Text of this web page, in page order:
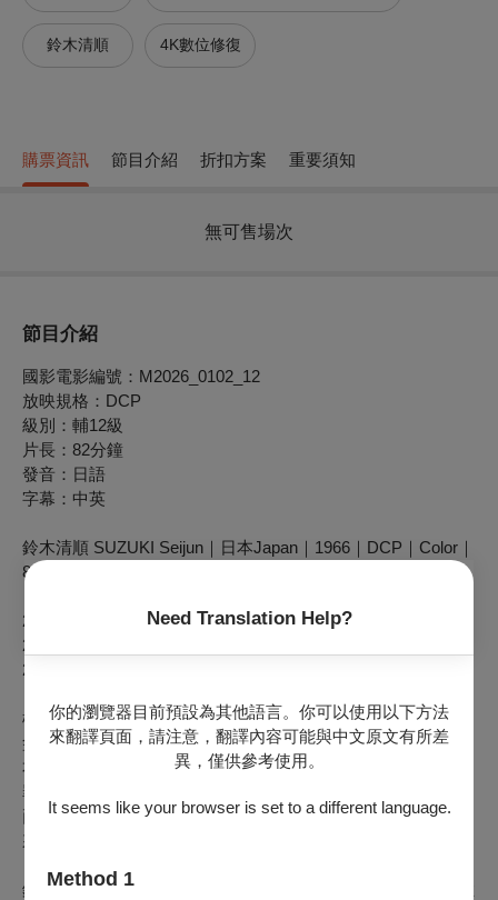
Need Translation Help?
你的瀏覽器目前預設為其他語言。你可以使用以下方法
來翻譯頁面，請注意，翻譯內容可能與中文原文有所差
異，僅供參考使用。
It seems like your browser is set to a different language.
Method 1
鈴木清順 4K數位修復
購票資訊 節目介紹 折扣方案 重要須知
無可售場次
節目介紹
國影電影編號：M2026_0102_12
放映規格：DCP
級別：輔12級
片長：82分鐘
發音：日語
字幕：中英
鈴木清順 SUZUKI Seijun｜日本Japan｜1966｜DCP｜Color｜
82min
2017 香港電影節 Hong Kong IFF
2017 上海電影節 Shanghai IFF
2017 釜山影展 Busan IFF
極道倉田組力拚改邪歸正，首席殺手哲也隨之浪子回頭，但金
盆洗手又談何容易？敵對陣營大塚組磨刀霍霍，左手談併吞，
右手又嫁禍，哲也為了保全所忠與所愛，自願為大佬背上謀殺
罪名，放逐自我一路向北，東京流浪者哼著小曲就此啟程。當
兩幫鬥爭不歇，哲也深陷暴風，一波腥風血雨又從背後席捲而
來。
鈴木清順於日活片廠打磨十年後一躍而起，於1960年代中期推